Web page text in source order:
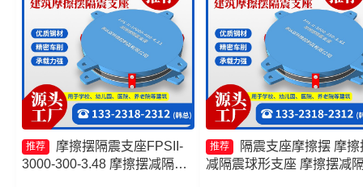
推荐
摩擦摆隔震支座FPSII-
3000-300-3.48 摩擦摆减隔震
推荐
隔震支座摩擦摆 摩擦
减隔震球形支座 摩擦摆减